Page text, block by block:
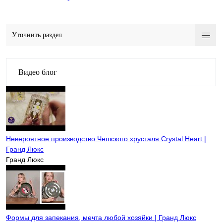
Уточнить раздел
Видео блог
Невероятное производство Чешского хрусталя Crystal Heart |
Гранд Люкс
Гранд Люкс
Формы для запекания, мечта любой хозяйки | Гранд Люкс